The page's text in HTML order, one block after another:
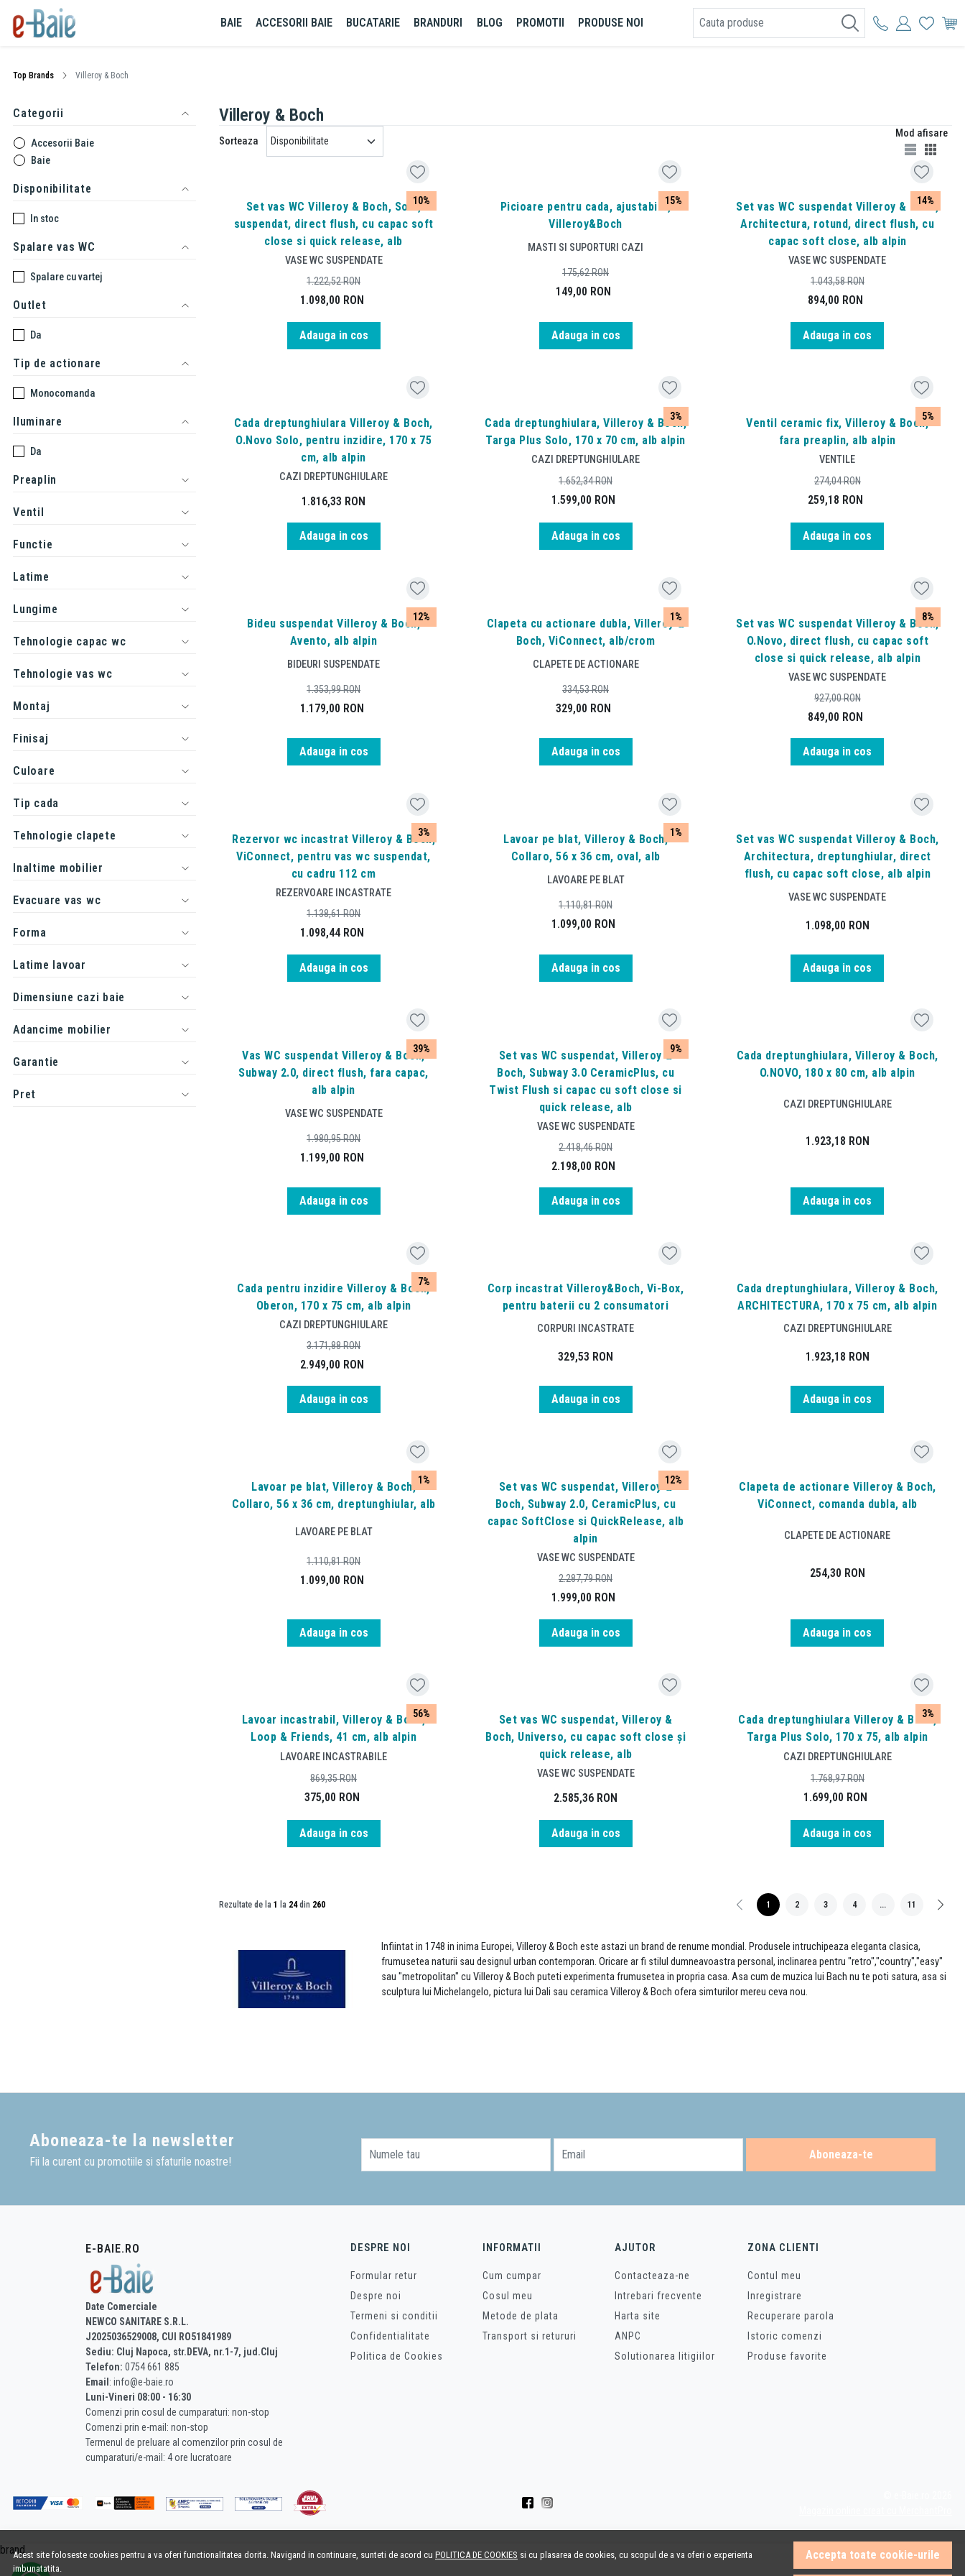
BAIE ACCESORII BAIE BUCATARIE BRANDURI BLOG PROMOTII PRODUSE NOI
Top Brands Villeroy & Boch
Categorii
Accesorii Baie
Baie
Disponibilitate
In stoc
Spalare vas WC
Spalare cu vartej
Outlet
Da
Tip de actionare
Monocomanda
Iluminare
Da
Preaplin
Ventil
Functie
Latime
Lungime
Tehnologie capac wc
Tehnologie vas wc
Montaj
Finisaj
Culoare
Tip cada
Tehnologie clapete
Inaltime mobilier
Evacuare vas wc
Forma
Latime lavoar
Dimensiune cazi baie
Adancime mobilier
Garantie
Pret
Villeroy & Boch
Sorteaza
Mod afisare
10%
Set vas WC Villeroy & Boch, Soul,
suspendat, direct flush, cu capac soft
close si quick release, alb
VASE WC SUSPENDATE
1.098,00 RON
1.222,52RON
Adauga in cos
15%
Picioare pentru cada, ajustabile,
Villeroy&Boch
MASTI SI SUPORTURI CAZI
149,00 RON
175,62RON
Adauga in cos
14%
Set vas WC suspendat Villeroy & Boch,
Architectura, rotund, direct flush, cu
capac soft close, alb alpin
VASE WC SUSPENDATE
894,00 RON
1.043,58RON
Adauga in cos
Cada dreptunghiulara Villeroy & Boch,
O.Novo Solo, pentru inzidire, 170 x 75
cm, alb alpin
CAZI DREPTUNGHIULARE
1.816,33 RON
Adauga in cos
3%
Cada dreptunghiulara, Villeroy & Boch,
Targa Plus Solo, 170 x 70 cm, alb alpin
CAZI DREPTUNGHIULARE
1.599,00 RON
1.652,34RON
Adauga in cos
5%
Ventil ceramic fix, Villeroy & Boch,
fara preaplin, alb alpin
VENTILE
259,18 RON
274,04RON
Adauga in cos
12%
Bideu suspendat Villeroy & Boch,
Avento, alb alpin
BIDEURI SUSPENDATE
1.179,00 RON
1.353,99RON
Adauga in cos
1%
Clapeta cu actionare dubla, Villeroy &
Boch, ViConnect, alb/crom
CLAPETE DE ACTIONARE
329,00 RON
334,53RON
Adauga in cos
8%
Set vas WC suspendat Villeroy & Boch,
O.Novo, direct flush, cu capac soft
close si quick release, alb alpin
VASE WC SUSPENDATE
849,00 RON
927,00RON
Adauga in cos
3%
Rezervor wc incastrat Villeroy & Boch,
ViConnect, pentru vas wc suspendat,
cu cadru 112 cm
REZERVOARE INCASTRATE
1.098,44 RON
1.138,61RON
Adauga in cos
1%
Lavoar pe blat, Villeroy & Boch,
Collaro, 56 x 36 cm, oval, alb
LAVOARE PE BLAT
1.099,00 RON
1.110,81RON
Adauga in cos
Set vas WC suspendat Villeroy & Boch,
Architectura, dreptunghiular, direct
flush, cu capac soft close, alb alpin
VASE WC SUSPENDATE
1.098,00 RON
Adauga in cos
39%
Vas WC suspendat Villeroy & Boch,
Subway 2.0, direct flush, fara capac,
alb alpin
VASE WC SUSPENDATE
1.199,00 RON
1.980,95RON
Adauga in cos
9%
Set vas WC suspendat, Villeroy &
Boch, Subway 3.0 CeramicPlus, cu
Twist Flush si capac cu soft close si
quick release, alb
VASE WC SUSPENDATE
2.198,00 RON
2.418,46RON
Adauga in cos
Cada dreptunghiulara, Villeroy & Boch,
O.NOVO, 180 x 80 cm, alb alpin
CAZI DREPTUNGHIULARE
1.923,18 RON
Adauga in cos
7%
Cada pentru inzidire Villeroy & Boch,
Oberon, 170 x 75 cm, alb alpin
CAZI DREPTUNGHIULARE
2.949,00 RON
3.171,88RON
Adauga in cos
Corp incastrat Villeroy&Boch, Vi-Box,
pentru baterii cu 2 consumatori
CORPURI INCASTRATE
329,53 RON
Adauga in cos
Cada dreptunghiulara, Villeroy & Boch,
ARCHITECTURA, 170 x 75 cm, alb alpin
CAZI DREPTUNGHIULARE
1.923,18 RON
Adauga in cos
1%
Lavoar pe blat, Villeroy & Boch,
Collaro, 56 x 36 cm, dreptunghiular, alb
LAVOARE PE BLAT
1.099,00 RON
1.110,81RON
Adauga in cos
12%
Set vas WC suspendat, Villeroy &
Boch, Subway 2.0, CeramicPlus, cu
capac SoftClose si QuickRelease, alb
alpin
VASE WC SUSPENDATE
1.999,00 RON
2.287,79RON
Adauga in cos
Clapeta de actionare Villeroy & Boch,
ViConnect, comanda dubla, alb
CLAPETE DE ACTIONARE
254,30 RON
Adauga in cos
56%
Lavoar incastrabil, Villeroy & Boch,
Loop & Friends, 41 cm, alb alpin
LAVOARE INCASTRABILE
375,00 RON
869,35RON
Adauga in cos
Set vas WC suspendat, Villeroy &
Boch, Universo, cu capac soft close și
quick release, alb
VASE WC SUSPENDATE
2.585,36 RON
Adauga in cos
3%
Cada dreptunghiulara Villeroy & Boch,
Targa Plus Solo, 170 x 75, alb alpin
CAZI DREPTUNGHIULARE
1.699,00 RON
1.768,97RON
Adauga in cos
Rezultate de la1 la 24din 260 1 2 3 4 ... 11
Infiintat in 1748 in inima Europei, Villeroy & Boch este astazi un brand de renume mondial. Produsele intruchipeaza eleganta clasica,
frumusetea naturii sau designul urban contemporan. Oricare ar fi stilul dumneavoastra personal, inclinarea pentru "retro","country","easy"
sau "metropolitan" cu Villeroy & Boch puteti experimenta frumusetea in propria casa. Asa cum de muzica lui Bach nu te poti satura, asa si
sculptura lui Michelangelo, pictura lui Dali sau ceramica Villeroy & Boch ofera simturilor mereu ceva nou.
Acest site foloseste cookies pentru a va oferi functionalitatea dorita. Navigand in continuare, sunteti de acord cu POLITICA DE COOKIES si cu plasarea de cookies, cu scopul de a va oferi o experienta
imbunatatita.
Accepta toate cookie-urile
Aboneaza-te la newsletter
Fii la curent cu promotiile si sfaturile noastre!
Numele tau Email Aboneaza-te
E-BAIE.RO
Date Comerciale
NEWCO SANITARE S.R.L.
J2025036529008, CUI RO51841989
Sediu: Cluj Napoca, str.DEVA, nr.1-7, jud.Cluj
Telefon: 0754 661 885
Email: info@e-baie.ro
Luni-Vineri 08:00 - 16:30
Comenzi prin cosul de cumparaturi: non-stop
Comenzi prin e-mail: non-stop
Termenul de preluare al comenzilor prin cosul de
cumparaturi/e-mail: 4 ore lucratoare
DESPRE NOI
Formular retur
Despre noi
Termeni si conditii
Confidentialitate
Politica de Cookies
INFORMATII
Cum cumpar
Cosul meu
Metode de plata
Transport si retururi
AJUTOR
Contacteaza-ne
Intrebari frecvente
Harta site
ANPC
Solutionarea litigiilor
ZONA CLIENTI
Contul meu
Inregistrare
Recuperare parola
Istoric comenzi
Produse favorite
brand